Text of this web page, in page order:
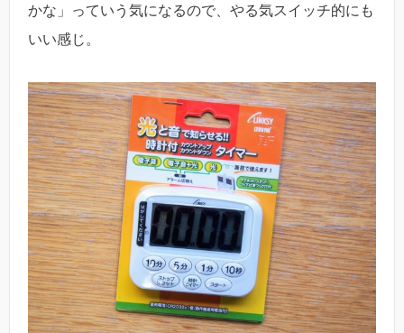
かな」っていう気になるので、やる気スイッチ的にも
いい感じ。